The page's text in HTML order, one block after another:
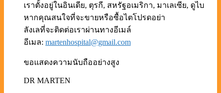
เราตั้งอยู่ในอินเดีย, ตุรกี, สหรัฐอเมริกา, มาเลเซีย, ดูไบ
หากคุณสนใจที่จะขายหรือซื้อไตโปรดอย่า
ลังเลที่จะติดต่อเราผ่านทางอีเมล์
อีเมล: martenhospital@gmail.com
ขอแสดงความนับถืออย่างสูง
DR MARTEN